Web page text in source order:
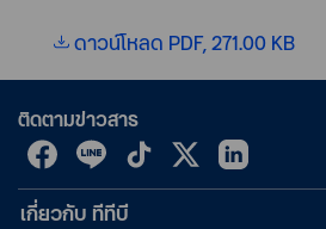
ดาวน์โหลด PDF, 271.00 KB
ติดตามข่าวสาร
เกี่ยวกับ ทีทีบี